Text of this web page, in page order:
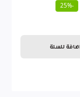
-25%
اضافة للسلة